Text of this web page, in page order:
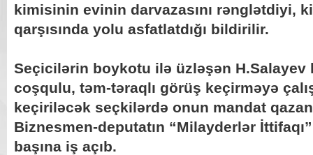
kimisinin evinin darvazasını rənglətdiyi,
qarşısında yolu asfatlatdığı bildirilir.
Seçicilərin boykotu ilə üzləşən H.Salayev
coşqulu, təm-təraqlı görüş keçirməyə
keçiriləcək seçkilərdə onun mandat
Biznesmen-deputatın “Milayderlər
başına iş açıb.